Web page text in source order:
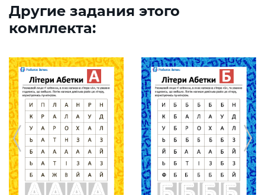
Другие задания этого
комплекта: